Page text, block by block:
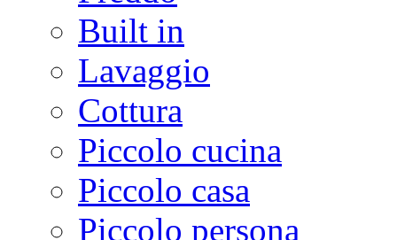
Built in
Lavaggio
Cottura
Piccolo cucina
Piccolo casa
Piccolo persona